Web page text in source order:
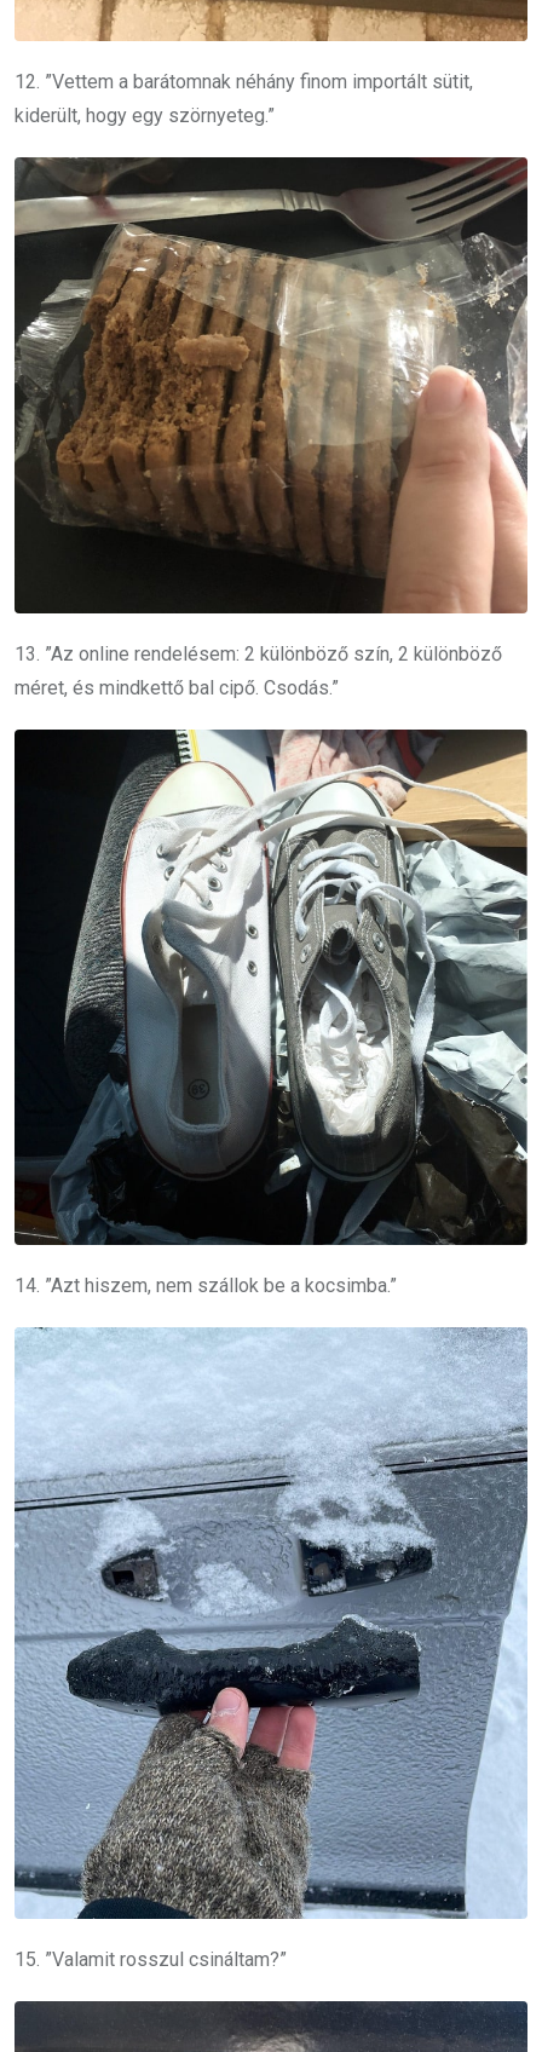
12. ”Vettem a barátomnak néhány finom importált sütit,
kiderült, hogy egy szörnyeteg.”
13. ”Az online rendelésem: 2 különböző szín, 2 különböző
méret, és mindkettő bal cipő. Csodás.”
14. ”Azt hiszem, nem szállok be a kocsimba.”
15. ”Valamit rosszul csináltam?”